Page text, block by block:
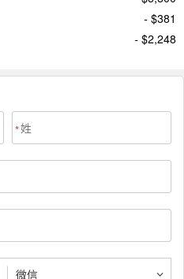
*